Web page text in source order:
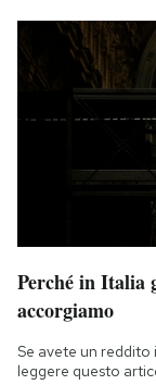
Perché in Italia
accorgiamo
Se avete un
leggere questo